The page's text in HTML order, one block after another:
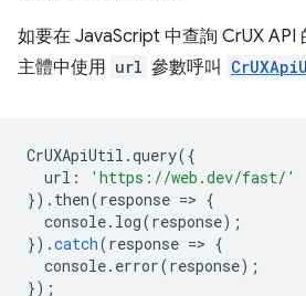
如要在 JavaScript 中查詢 CrUX API
主體中使用 url 參數呼叫
CrUXApiUtil .query({
url :
'https://web.dev/fast/'
}). then(response => {
console. log(response);
}).catch(response => {
console. error(response);
});